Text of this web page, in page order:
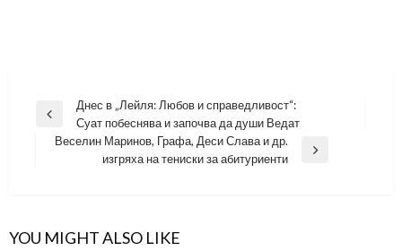
Навигация
Previous
Post
Днес в „Лейля: Любов и справедливост“:
Суат побеснява и започва да души Ведат
Веселин Маринов, Графа, Деси Слава и др.
изгряха на тениски за абитуриенти
YOU MIGHT ALSO LIKE